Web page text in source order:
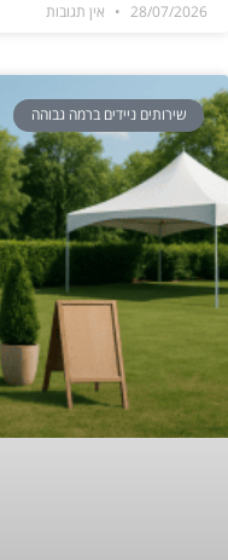
28/07/2026 אין תגובות
שירותים ניידים ברמה גבוהה